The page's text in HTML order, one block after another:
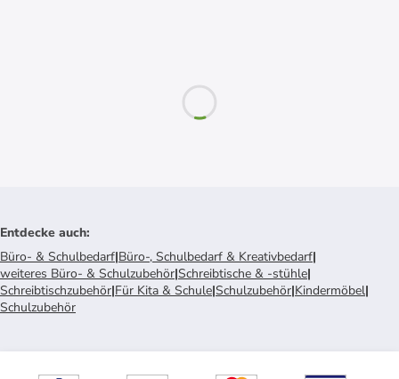
Entdecke auch:
Büro- & Schulbedarf|Büro-, Schulbedarf & Kreativbedarf|
weiteres Büro- & Schulzubehör|Schreibtische & -stühle|
Schreibtischzubehör|Für Kita & Schule|Schulzubehör|Kindermöbel|
Schulzubehör